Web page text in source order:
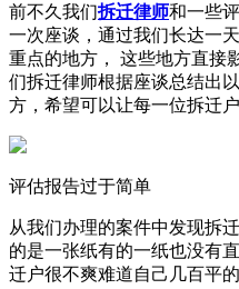
前不久我们拆迁律师和一些
一次座谈，通过我们长达一
重点的地方， 这些地方直接
们拆迁律师根据座谈总结出
方，希望可以让每一位拆迁户
评估报告过于简单
从我们办理的案件中发现拆
的是一张纸有的一纸也没有
迁户很不爽难道自己几百平